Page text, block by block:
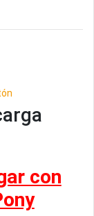
con